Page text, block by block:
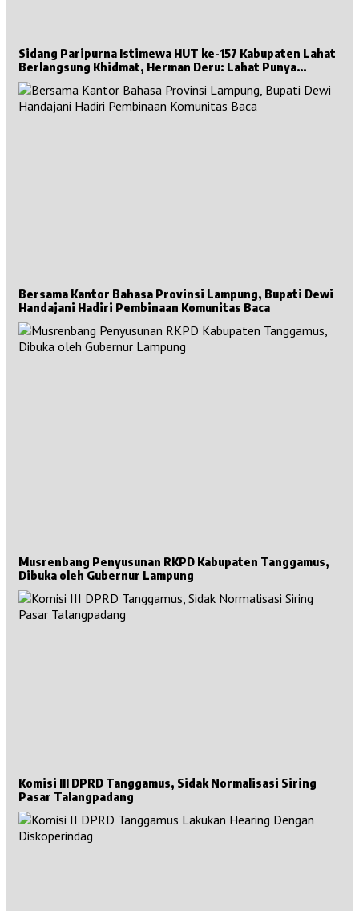
Sidang Paripurna Istimewa HUT ke-157 Kabupaten Lahat
Berlangsung Khidmat, Herman Deru: Lahat Punya
Sejarah Besar untuk Sumsel
Bersama Kantor Bahasa Provinsi Lampung, Bupati Dewi
Handajani Hadiri Pembinaan Komunitas Baca
Musrenbang Penyusunan RKPD Kabupaten Tanggamus,
Dibuka oleh Gubernur Lampung
Komisi III DPRD Tanggamus, Sidak Normalisasi Siring
Pasar Talangpadang